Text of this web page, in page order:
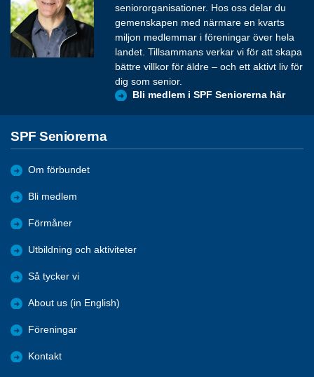
seniororganisationer. Hos oss delar du
gemenskapen med närmare en kvarts
miljon medlemmar i föreningar över hela
landet. Tillsammans verkar vi för att skapa
bättre villkor för äldre – och ett aktivt liv för
dig som senior.
Bli medlem i SPF Seniorerna här
SPF Seniorerna
Om förbundet
Bli medlem
Förmåner
Utbildning och aktiviteter
Så tycker vi
About us (in English)
Föreningar
Kontakt